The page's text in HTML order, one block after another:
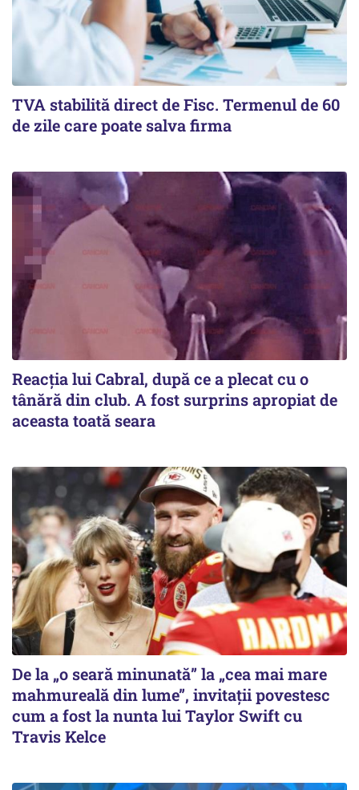
TVA stabilită direct de Fisc. Termenul de 60
de zile care poate salva firma
Reacția lui Cabral, după ce a plecat cu o
tânără din club. A fost surprins apropiat de
aceasta toată seara
De la „o seară minunată” la „cea mai mare
mahmureală din lume”, invitații povestesc
cum a fost la nunta lui Taylor Swift cu
Travis Kelce